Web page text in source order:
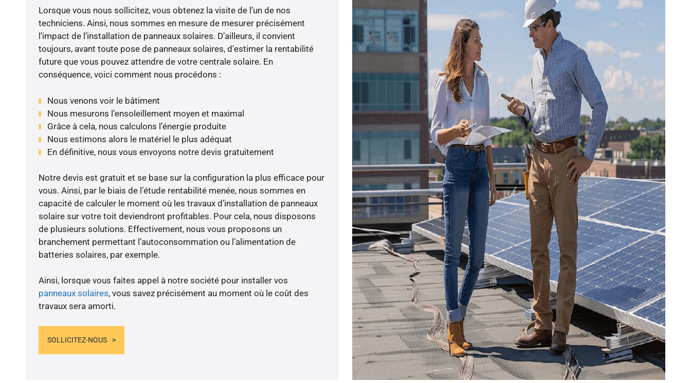
Lorsque vous nous sollicitez, vous obtenez la visite de l’un de nos
techniciens. Ainsi, nous sommes en mesure de mesurer précisément
l’impact de l’installation de panneaux solaires. D’ailleurs, il convient
toujours, avant toute pose de panneaux solaires, d’estimer la rentabilité
future que vous pouvez attendre de votre centrale solaire. En
conséquence, voici comment nous procédons :
Nous venons voir le bâtiment
Nous mesurons l’ensoleillement moyen et maximal
Grâce à cela, nous calculons l’énergie produite
Nous estimons alors le matériel le plus adéquat
En définitive, nous vous envoyons notre devis gratuitement
Notre devis est gratuit et se base sur la configuration la plus efficace pour
vous. Ainsi, par le biais de l’étude rentabilité menée, nous sommes en
capacité de calculer le moment où les travaux d’installation de panneaux
solaire sur votre toit deviendront profitables. Pour cela, nous disposons
de plusieurs solutions. Effectivement, nous vous proposons un
branchement permettant l’autoconsommation ou l’alimentation de
batteries solaires, par exemple.
Ainsi, lorsque vous faites appel à notre société pour installer vos
panneaux solaires, vous savez précisément au moment où le coût des
travaux sera amorti.
SOLLICITEZ-NOUS